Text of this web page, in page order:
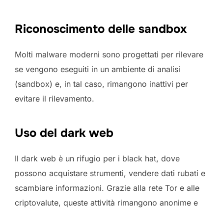
Riconoscimento delle sandbox
Molti malware moderni sono progettati per rilevare
se vengono eseguiti in un ambiente di analisi
(sandbox) e, in tal caso, rimangono inattivi per
evitare il rilevamento.
Uso del dark web
Il dark web è un rifugio per i black hat, dove
possono acquistare strumenti, vendere dati rubati e
scambiare informazioni. Grazie alla rete Tor e alle
criptovalute, queste attività rimangono anonime e